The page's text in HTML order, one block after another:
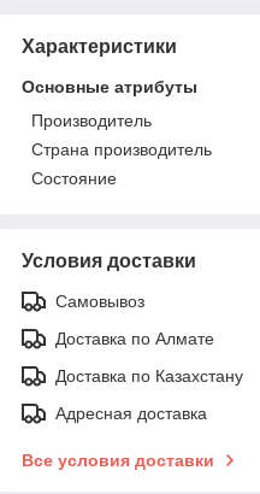
Характеристики
Основные атрибуты
Производитель
Страна производитель
Состояние
Условия доставки
Самовывоз
Доставка по Алмате
Доставка по Казахстану
Адресная доставка
Все условия доставки